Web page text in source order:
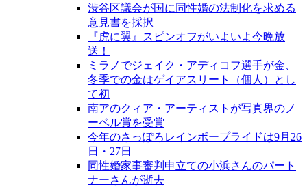
渋谷区議会が国に同性婚の法制化を求める
意見書を採択
『虎に翼』スピンオフがいよいよ今晩放
送！
ミラノでジェイク・アディコフ選手が金、
冬季での金はゲイアスリート（個人）とし
て初
南アのクィア・アーティストが写真界のノ
ーベル賞を受賞
今年のさっぽろレインボープライドは9月26
日・27日
同性婚家事審判申立ての小浜さんのパート
ナーさんが逝去